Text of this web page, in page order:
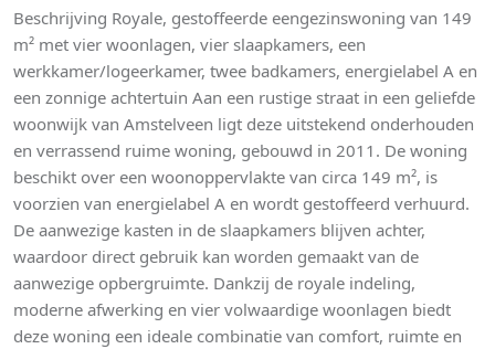
Beschrijving Royale, gestoffeerde eengezinswoning van 149
m² met vier woonlagen, vier slaapkamers, een
werkkamer/logeerkamer, twee badkamers, energielabel A en
een zonnige achtertuin Aan een rustige straat in een geliefde
woonwijk van Amstelveen ligt deze uitstekend onderhouden
en verrassend ruime woning, gebouwd in 2011. De woning
beschikt over een woonoppervlakte van circa 149 m², is
voorzien van energielabel A en wordt gestoffeerd verhuurd.
De aanwezige kasten in de slaapkamers blijven achter,
waardoor direct gebruik kan worden gemaakt van de
aanwezige opbergruimte. Dankzij de royale indeling,
moderne afwerking en vier volwaardige woonlagen biedt
deze woning een ideale combinatie van comfort, ruimte en